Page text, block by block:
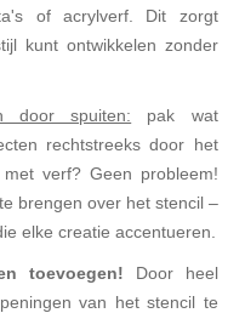
of acrylverf. Dit zorgt
kunt ontwikkelen zonder
door spuiten: pak wat
rechtstreeks door het
verf? Geen probleem!
brengen over het stencil –
elke creatie accentueren.
toevoegen! Door heel
van het stencil te